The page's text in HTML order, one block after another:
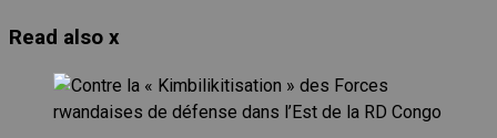
Read also x